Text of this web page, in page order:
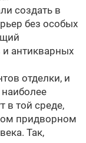
создать в
без особых
и антикварных
отделки, и
наиболее
в той среде,
придворном
Так,